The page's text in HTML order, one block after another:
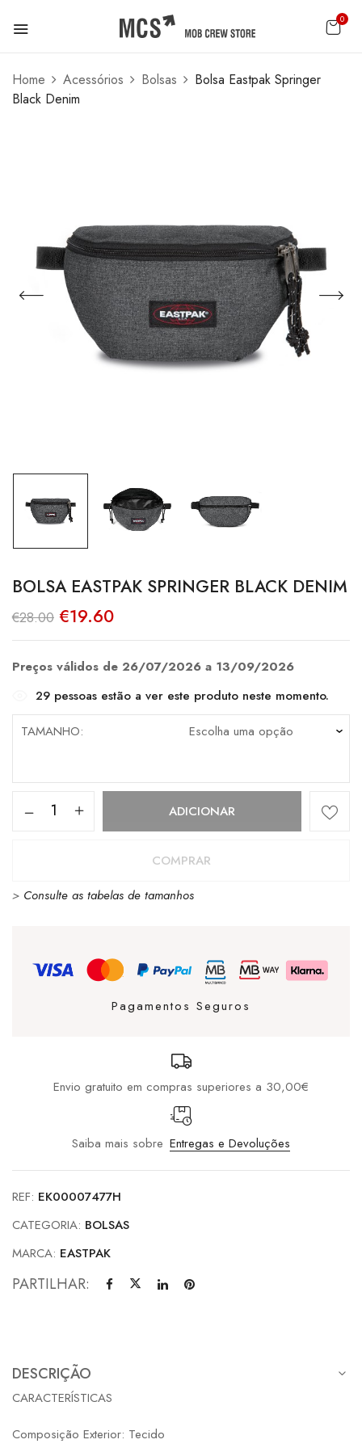
0
Home Acessórios Bolsas
Bolsa Eastpak Springer
Black Denim
BOLSA EASTPAK SPRINGER BLACK DENIM
€28.00 O
preço
original
€28.00.
€19.60O
atual
€19.60.
Preços válidos de 26/07/2026 a 13/09/2026
29 pessoas estão a ver este produto neste momento.
TAMANHO
Quantidade
Springer
ADICIONAR
COMPRAR
> Consulte as tabelas de tamanhos
Pagamentos Seguros
Envio gratuito em compras superiores a 30,00€
Saiba mais sobre Entregas e Devoluções
REF: EK00007477H
CATEGORIA: BOLSAS
MARCA: EASTPAK
PARTILHAR:
DESCRIÇÃO
CARACTERÍSTICAS
Composição Exterior: Tecido